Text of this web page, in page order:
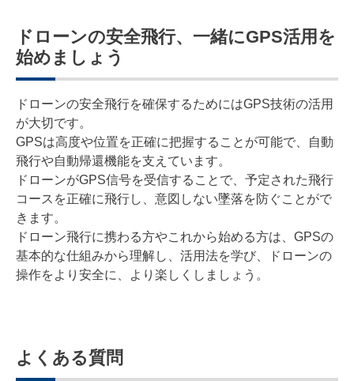
ドローンの安全飛行、一緒にGPS活用を
始めましょう
ドローンの安全飛行を確保するためにはGPS技術の活用
が大切です。
GPSは高度や位置を正確に把握することが可能で、自動
飛行や自動帰還機能を支えています。
ドローンがGPS信号を受信することで、予定された飛行
コースを正確に飛行し、意図しない墜落を防ぐことがで
きます。
ドローン飛行に携わる方やこれから始める方は、GPSの
基本的な仕組みから理解し、活用法を学び、ドローンの
操作をより安全に、より楽しくしましょう。
よくある質問